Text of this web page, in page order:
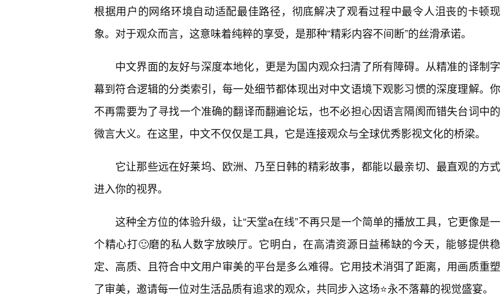
根据用户的网络环境自动适配最佳路径，彻底解决了观看过程中最令人沮丧的卡顿现
象。对于观众而言，这意味着纯粹的享受，是那种“精彩内容不间断”的丝滑承诺。
中文界面的友好与深度本地化，更是为国内观众扫清了所有障碍。从精准的译制字
幕到符合逻辑的分类索引，每一处细节都体现出对中文语境下观影习惯的深度理解。你
不再需要为了寻找一个准确的翻译而翻遍论坛，也不必担心因语言隔阂而错失台词中的
微言大义。在这里，中文不仅仅是工具，它是连接观众与全球优秀影视文化的桥梁。
它让那些远在好莱坞、欧洲、乃至日韩的精彩故事，都能以最亲切、最直观的方式
进入你的视界。
这种全方位的体验升级，让“天堂а在线”不再只是一个简单的播放工具，它更像是一
个精心打🙂磨的私人数字放映厅。它明白，在高清资源日益稀缺的今天，能够提供稳
定、高质、且符合中文用户审美的平台是多么难得。它用技术消弭了距离，用画质重塑
了审美，邀请每一位对生活品质有追求的观众，共同步入这场⭐永不落幕的视觉盛宴。